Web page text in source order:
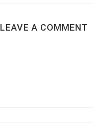
LEAVE A COMMENT